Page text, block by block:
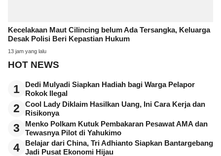
Kecelakaan Maut Cilincing belum Ada Tersangka, Keluarga
Desak Polisi Beri Kepastian Hukum
13 jam yang lalu
HOT NEWS
1
Dedi Mulyadi Siapkan Hadiah bagi Warga Pelapor
Rokok Ilegal
2
Cool Lady Diklaim Hasilkan Uang, Ini Cara Kerja dan
Risikonya
3
Menko Polkam Kutuk Pembakaran Pesawat AMA dan
Tewasnya Pilot di Yahukimo
4
Belajar dari China, Tri Adhianto Siapkan Bantargebang
Jadi Pusat Ekonomi Hijau